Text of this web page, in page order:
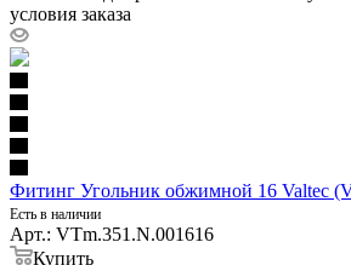
условия заказа
Фитинг Угольник обжимной 16 Valtec
Есть в наличии
Арт.: VTm.351.N.001616
Купить